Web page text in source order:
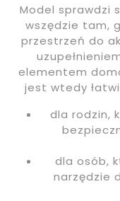
Model sprawdzi
wszędzie tam,
przestrzeń do
elementem
jest wtedy
dla rodzin,
dla osób,
narzędzie